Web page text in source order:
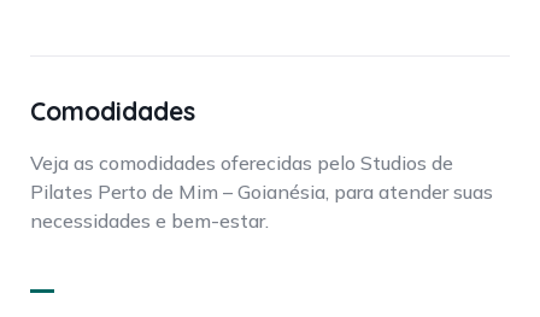
Comodidades
Veja as comodidades oferecidas pelo Studios de
Pilates Perto de Mim – Goianésia, para atender suas
necessidades e bem-estar.